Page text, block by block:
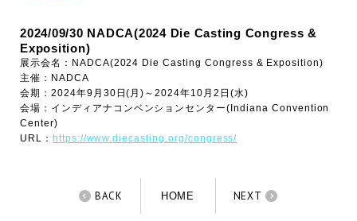
2024/09/30 NADCA(2024 Die Casting Congress &
Exposition)
展示会名：NADCA(2024 Die Casting Congress & Exposition)
主催：NADCA
会期：2024年9月30日(月)～2024年10月2日(水)
会場：インディアナコンベンションセンター(Indiana Convention
Center)
URL： https://www.diecasting.org/congress/
BACK HOME NEXT